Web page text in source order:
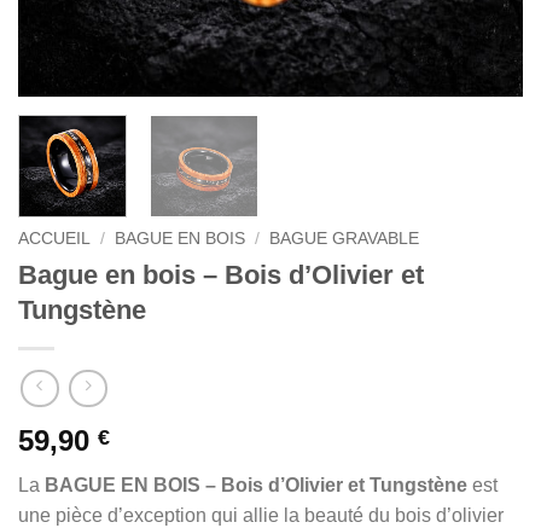
ACCUEIL / BAGUE EN BOIS / BAGUE GRAVABLE
Bague en bois – Bois d’Olivier et
Tungstène
59,90 €
La BAGUE EN BOIS – Bois d’Olivier et Tungstène est
une pièce d’exception qui allie la beauté du bois d’olivier